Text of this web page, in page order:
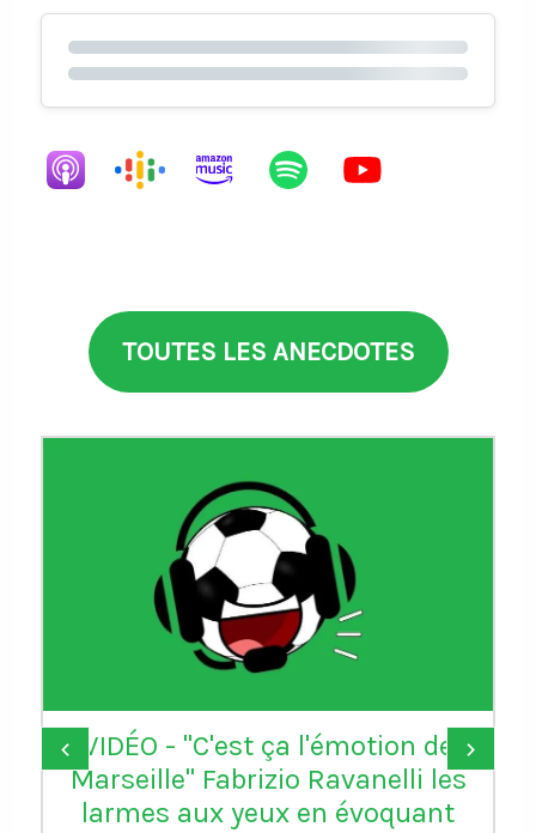
TOUTES LES ANECDOTES
VIDÉO - "C'est ça l'émotion de
Marseille" Fabrizio Ravanelli les
larmes aux yeux en évoquant
‹ ›